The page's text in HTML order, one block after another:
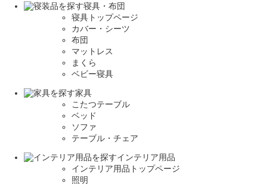
寝具・布団
寝具トップページ
カバー・シーツ
布団
マットレス
まくら
ベビー寝具
家具
こたつテーブル
ベッド
ソファ
テーブル・チェア
インテリア用品
インテリア用品トップページ
照明